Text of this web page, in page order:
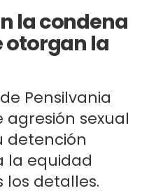
la condena
otorgan la
Pensilvania
sexual
detención
la equidad
los detalles.